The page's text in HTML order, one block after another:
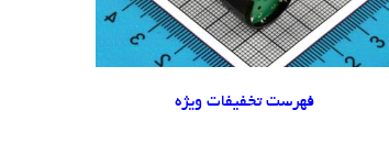
فهرست تخفیفات ویژه